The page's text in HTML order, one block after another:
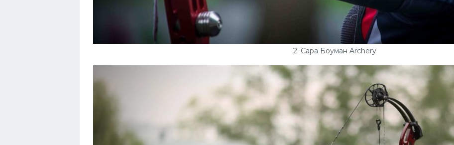
2. Сара Боуман Archery